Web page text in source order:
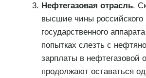
Нефтегазовая отрасль.
высшие чины российского
государственного
попытках слезть с
зарплаты в нефтегазовой
продолжают оставаться